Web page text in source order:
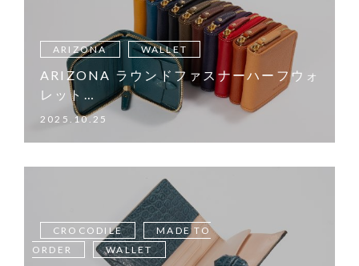
ARIZONA WALLET
ARIZONA ラウンドファスナーハーフウォ
レット…
2025.10.25
CROCODILE
MADE TO
ORDER
WALLET